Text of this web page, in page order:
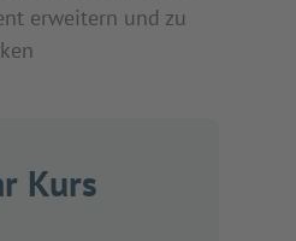
erweitern und zu
Kurs